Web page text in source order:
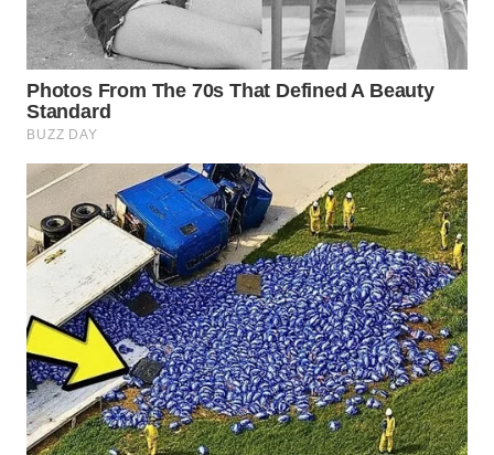
WN
BINJAI
WN
CIREBON
WN
INDRAMAYU
WN
KUNINGAN
WN
MAJALENGKA
WN